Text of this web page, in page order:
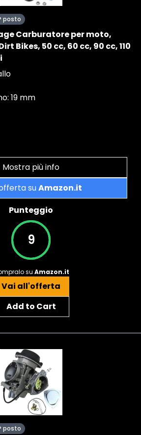
posto
Carburatore per moto,
Bikes, 50 cc, 60 cc, 90 cc, 110
19 mm
Mostra più info
suAmazon.it
Punteggio
9
su Amazon.it
Vai all'offerta
Add to Cart
posto